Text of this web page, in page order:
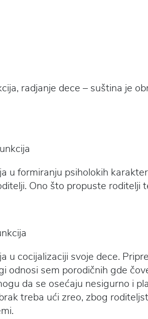
radjanje dece – suština je
u formiranju psiholokih
Ono što propuste roditelji
u cocijalizaciji svoje dece.
odnosi sem porodičnih gde
da se osećaju nesigurno i
treba ući zreo, zbog